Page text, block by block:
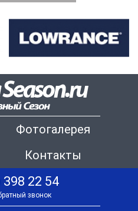
Фотогалерея
Контакты
22 54
звонок